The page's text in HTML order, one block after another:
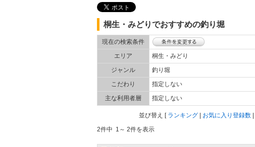
桐生・みどりでおすすめの釣り堀
現在の検索条件
エリア
桐生・みどり
ジャンル
釣り堀
こだわり
指定しない
主な利用者層
指定しない
お気に入り登録数
ランキング
[
並び替え
2件中 1～ 2件を表示